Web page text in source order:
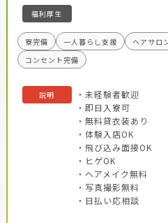
福利厚生
寮完備 一人暮らし支援 ヘアサロ
コンセント完備
説明
・未経験者歓迎
・即日入寮可
・無料貸衣装あり
・体験入店OK
・飛び込み面接OK
・ヒゲOK
・ヘアメイク無料
・写真撮影無料
・日払い応相談